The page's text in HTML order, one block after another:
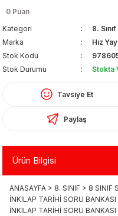
- Dolma Kalem - Pilot Kalemler
0 Puan
Kategori
8.
Marka
Hız
Stok Kodu
Stok Durumu
Stokta
Tavsiye Et
Paylaş
Ürün Bilgisi
ANASAYFA > 8. SINIF > 8 SINIF
İNKILAP TARİHİ SORU
İNKILAP TARİHİ SORU